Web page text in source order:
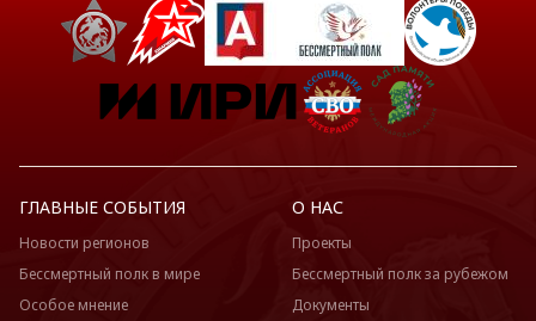
ГЛАВНЫЕ СОБЫТИЯ
Новости регионов
Бессмертный полк в мире
Особое мнение
О НАС
Проекты
Бессмертный полк за рубежом
Документы